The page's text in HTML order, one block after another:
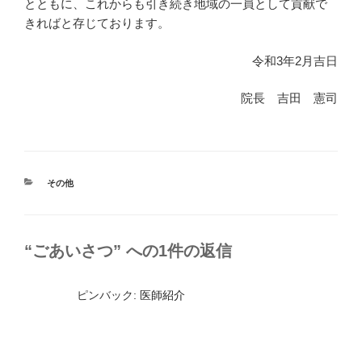
とともに、これからも引き続き地域の一員として貢献で
きればと存じております。
令和3年2月吉日
院長 吉田 憲司
カ
その他
“ごあいさつ” への1件の返信
ピンバック: 医師紹介